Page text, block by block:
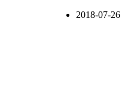
2018-07-26